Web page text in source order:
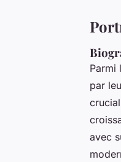
Parmi
par
avec